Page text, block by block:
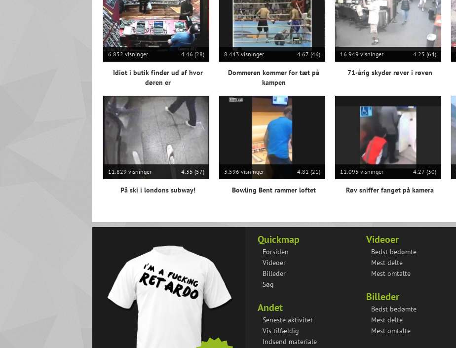
6.852 visninger 4.46 (28)
Idiot i butik finder ud af hvor
døren er
8.443 visninger 4.67 (46)
Dommeren kommer for tæt på
kampen
16.949 visninger 4.25 (64)
71-årig skyder røver i røven
11.829 visninger 4.35 (57)
På ski i londons subway!
3.596 visninger 4.81 (21)
Bowling Bent rammer loftet
11.095 visninger 4.27 (30)
Røv sniffer fanget på kamera
Videoer
Bedst bedømte
Mest delte
Mest omtalte
Billeder
Bedst bedømte
Mest delte
Mest omtalte
Quickmap
Forsiden
Videoer
Billeder
Søg
Andet
Seneste aktivitet
Vis tilfældig
Indsend materiale